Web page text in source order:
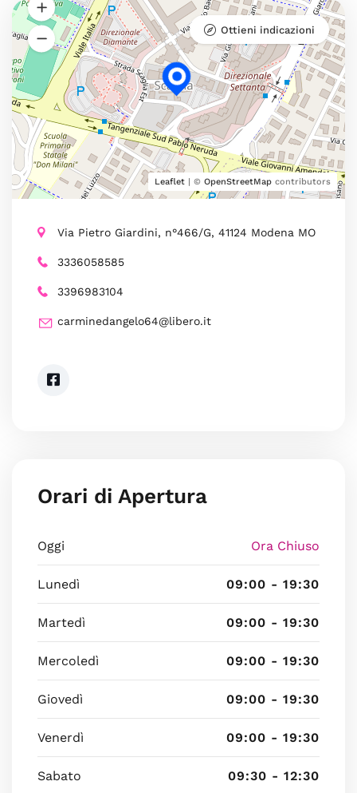
Leaflet | © OpenStreetMap contributors
Ottieni indicazioni
Via Pietro Giardini, n°466/G, 41124 Modena MO
3336058585
3396983104
carminedangelo64@libero.it
Orari di Apertura
Oggi Ora Chiuso
Lunedì 09:00 - 19:30
Martedì 09:00 - 19:30
Mercoledì 09:00 - 19:30
Giovedì 09:00 - 19:30
Venerdì 09:00 - 19:30
Sabato 09:30 - 12:30